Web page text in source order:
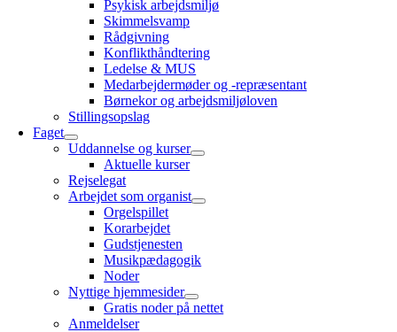
Psykisk arbejdsmiljø
Skimmelsvamp
Rådgivning
Konflikthåndtering
Ledelse & MUS
Medarbejdermøder og -repræsentant
Børnekor og arbejdsmiljøloven
Stillingsopslag
Faget
Uddannelse og kurser
Aktuelle kurser
Rejselegat
Arbejdet som organist
Orgelspillet
Korarbejdet
Gudstjenesten
Musikpædagogik
Noder
Nyttige hjemmesider
Gratis noder på nettet
Anmeldelser